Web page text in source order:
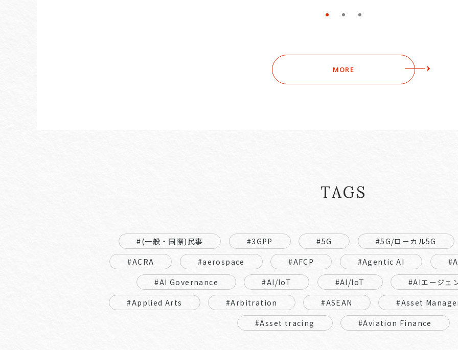
MORE
TAGS
#(一般・国際)民事 #3GPP #5G
#5G/ローカル5G
#ACRA
#aerospace #AFCP #Agentic AI
#AI Governance
#AI/IoT #AI/loT
#AIエージェ
#Applied Arts
#Arbitration #ASEAN
#Asset
#Asset tracing
#Aviation Finance